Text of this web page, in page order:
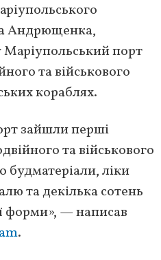
Андрющенка,
порт
та військового
кораблях.
зайшли перші
та військового
будматеріали, ліки
та декілька сотень
форми», — написав
.